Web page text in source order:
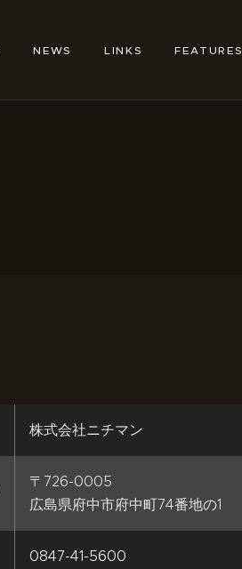
NEWS LINKS FEATURES
株式会社ニチマン
〒726-0005
広島県府中市府中町74番地の1
0847-41-5600